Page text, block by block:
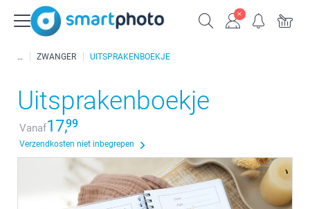
ZWANGER UITSPRAKENBOEKJE
Uitsprakenboekje
Vanaf17,99
Verzendkosten niet inbegrepen